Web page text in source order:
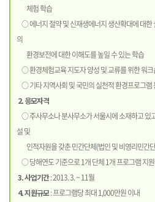
체험 학습
○ 에너지 절약 및 신재생에너지 생산확대에 대한
의
환경보전에 대한 이해도를 높일 수 있는 학습
○ 환경체험교육 지도자 양성 및 교류를 위한 워크
○ 기타 지역사회 및 국민의 실천적 환경프로그램
2. 응모자격
○ 주사무소나 분사무소가 서울시에 소재하고 있
설 및
인적자원을 갖춘 민간단체(법인 및 비영리민간
○ 당해연도 기준으로 1개 단체 1개 프로그램 지
3. 사업기간: 2013. 3. ~ 11월
4. 지원규모: 프로그램당 최대 1,000만원 이내